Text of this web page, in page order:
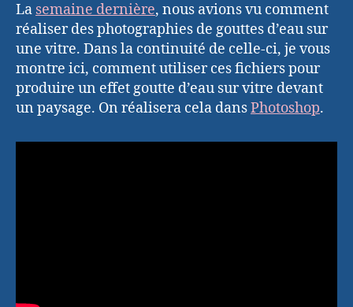
La semaine dernière, nous avions vu comment
réaliser des photographies de gouttes d’eau sur
une vitre. Dans la continuité de celle-ci, je vous
montre ici, comment utiliser ces fichiers pour
produire un effet goutte d’eau sur vitre devant
un paysage. On réalisera cela dansPhotoshop.